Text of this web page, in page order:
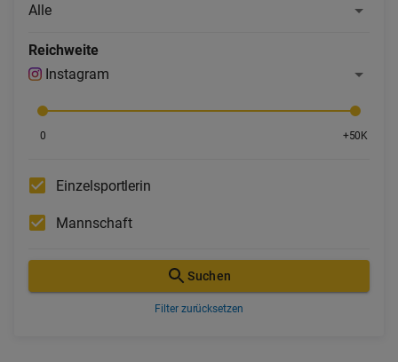
Alle
Reichweite
Instagram
0 +50K
Einzelsportlerin
Mannschaft
Suchen
Filter zurücksetzen